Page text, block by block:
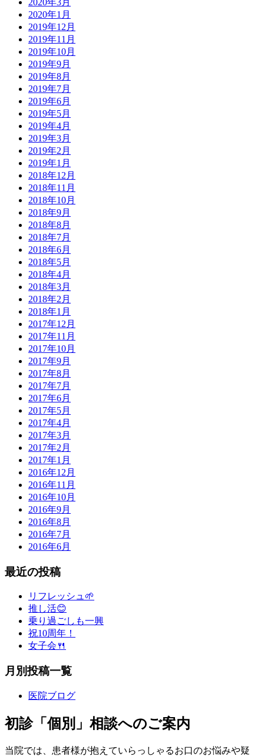
2020年3月
2020年1月
2019年12月
2019年11月
2019年10月
2019年9月
2019年8月
2019年7月
2019年6月
2019年5月
2019年4月
2019年3月
2019年2月
2019年1月
2018年12月
2018年11月
2018年10月
2018年9月
2018年8月
2018年7月
2018年6月
2018年5月
2018年4月
2018年3月
2018年2月
2018年1月
2017年12月
2017年11月
2017年10月
2017年9月
2017年8月
2017年7月
2017年6月
2017年5月
2017年4月
2017年3月
2017年2月
2017年1月
2016年12月
2016年11月
2016年10月
2016年9月
2016年8月
2016年7月
2016年6月
最近の投稿
リフレッシュ🌱
推し活😊
乗り過ごしも一興
祝10周年！
女子会🍴
月別投稿一覧
医院ブログ
初診「個別」相談へのご案内
当院では、患者様が抱えていらっしゃるお口のお悩みや疑